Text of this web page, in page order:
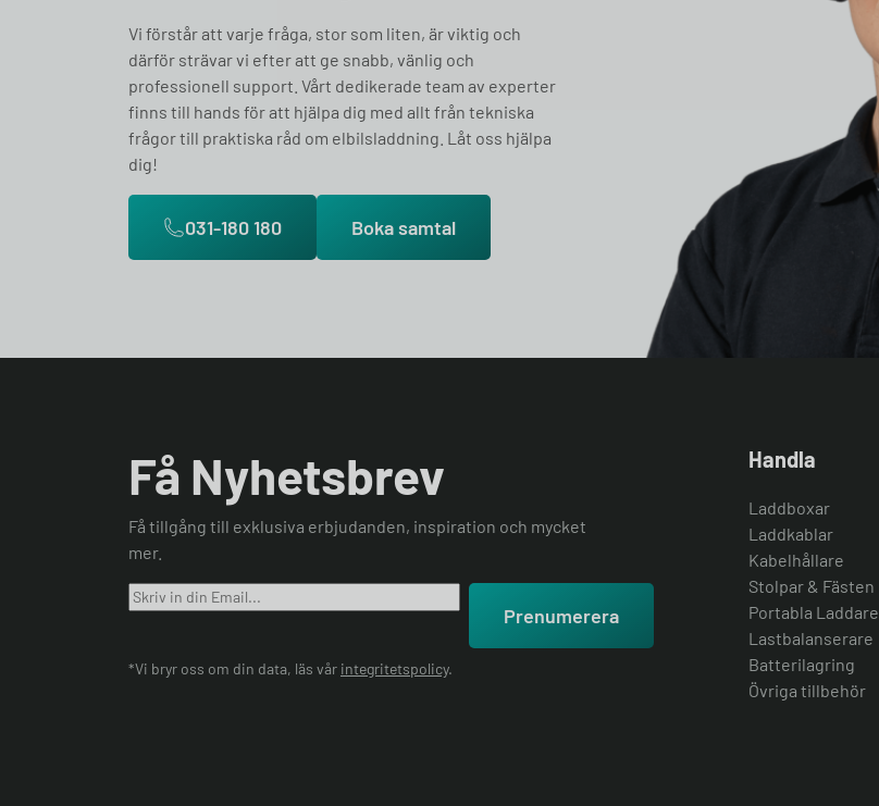
Vi förstår att varje fråga, stor som liten, är viktig och
därför strävar vi efter att ge snabb, vänlig och
professionell support. Vårt dedikerade team av experter
finns till hands för att hjälpa dig med allt från tekniska
frågor till praktiska råd om elbilsladdning. Låt oss hjälpa
dig!
031-180 180 Boka samtal
Få Nyhetsbrev
Få tillgång till exklusiva erbjudanden, inspiration och mycket
mer.
Prenumerera
*Vi bryr oss om din data, läs vår integritetspolicy.
Handla
Laddboxar
Laddkablar
Kabelhållare
Stolpar & Fästen
Portabla Laddare
Lastbalanserare
Batterilagring
Övriga tillbehör